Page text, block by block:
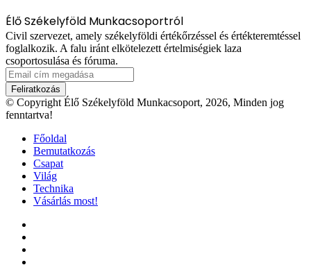
Élő Székelyföld Munkacsoportról
Civil szervezet, amely székelyföldi értékőrzéssel és értékteremtéssel
foglalkozik. A falu iránt elkötelezett értelmiségiek laza
csoportosulása és fóruma.
Email
cím
megadása
© Copyright Élő Székelyföld Munkacsoport, 2026, Minden jog
fenntartva!
Főoldal
Bemutatkozás
Csapat
Világ
Technika
Vásárlás most!